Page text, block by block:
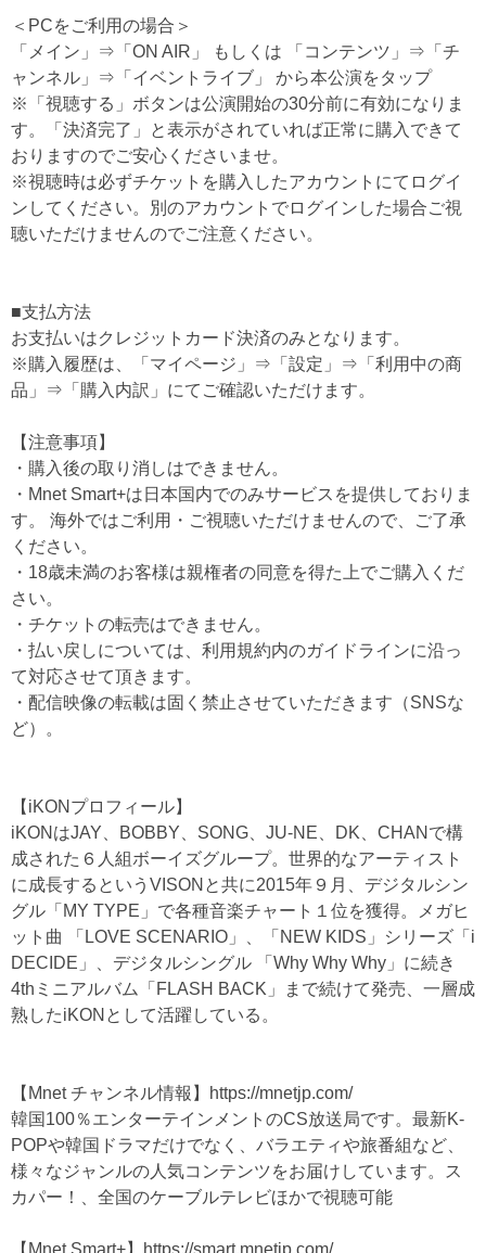
＜PCをご利用の場合＞
「メイン」⇒「ON AIR」 もしくは 「コンテンツ」⇒「チ
ャンネル」⇒「イベントライブ」 から本公演をタップ
※「視聴する」ボタンは公演開始の30分前に有効になりま
す。「決済完了」と表示がされていれば正常に購入できて
おりますのでご安心くださいませ。
※視聴時は必ずチケットを購入したアカウントにてログイ
ンしてください。別のアカウントでログインした場合ご視
聴いただけませんのでご注意ください。
■支払方法
お支払いはクレジットカード決済のみとなります。
※購入履歴は、「マイページ」⇒「設定」⇒「利用中の商
品」⇒「購入内訳」にてご確認いただけます。
【注意事項】
・購入後の取り消しはできません。
・Mnet Smart+は日本国内でのみサービスを提供しておりま
す。 海外ではご利用・ご視聴いただけませんので、ご了承
ください。
・18歳未満のお客様は親権者の同意を得た上でご購入くだ
さい。
・チケットの転売はできません。
・払い戻しについては、利用規約内のガイドラインに沿っ
て対応させて頂きます。
・配信映像の転載は固く禁止させていただきます（SNSな
ど）。
【iKONプロフィール】
iKONはJAY、BOBBY、SONG、JU‐NE、DK、CHANで構
成された６人組ボーイズグループ。世界的なアーティスト
に成長するというVISONと共に2015年９月、デジタルシン
グル「MY TYPE」で各種音楽チャート１位を獲得。メガヒ
ット曲 「LOVE SCENARIO」、「NEW KIDS」シリーズ「i
DECIDE」、デジタルシングル 「Why Why Why」に続き
4thミニアルバム「FLASH BACK」まで続けて発売、一層成
熟したiKONとして活躍している。
【Mnet チャンネル情報】
https://mnetjp.com/
韓国100％エンターテインメントのCS放送局です。最新K-
POPや韓国ドラマだけでなく、バラエティや旅番組など、
様々なジャンルの人気コンテンツをお届けしています。ス
カパー！、全国のケーブルテレビほかで視聴可能
【Mnet Smart+】
https://smart.mnetjp.com/